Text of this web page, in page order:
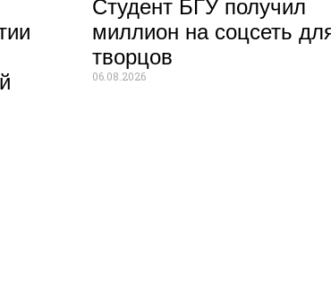
Студент БГУ получил
миллион на соцсеть
творцов
06.08.2026